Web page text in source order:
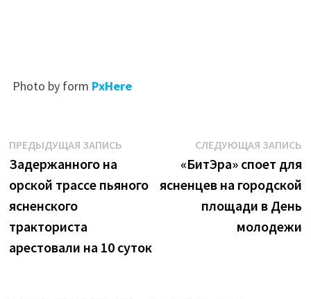
Photo by form PxHere
Навигация
по
записям
ПРЕДЫДУЩАЯ ЗАПИСЬПредыдущая
Задержанного на
орской трассе пьяного
ясненского
тракториста
арестовали на 10 суток
СЛЕДУЮЩАЯ ЗАПИСЬ
«БитЭра» споет для
ясненцев на городской
площади в День
молодежи